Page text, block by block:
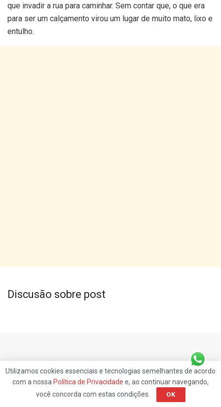
que invadir a rua para caminhar. Sem contar que, o que era
para ser um calçamento virou um lugar de muito mato, lixo e
entulho.
Discusão sobre post
Utilizamos cookies essenciais e tecnologias semelhantes de acordo
com a nossa Política de Privacidade e, ao continuar navegando,
você concorda com estas condições.
OK